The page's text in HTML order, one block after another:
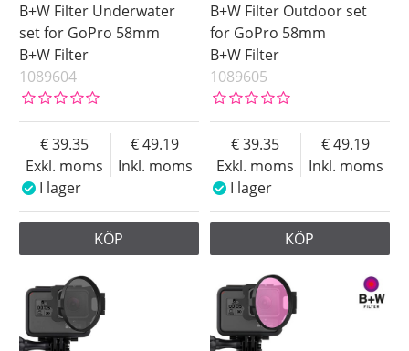
B+W Filter Underwater
set for GoPro 58mm
B+W Filter
1089604
Exkl. moms
39.35
Inkl. moms
49.19
I lager
KÖP
B+W Filter Outdoor set
for GoPro 58mm
B+W Filter
1089605
Exkl. moms
39.35
Inkl. moms
49.19
I lager
KÖP